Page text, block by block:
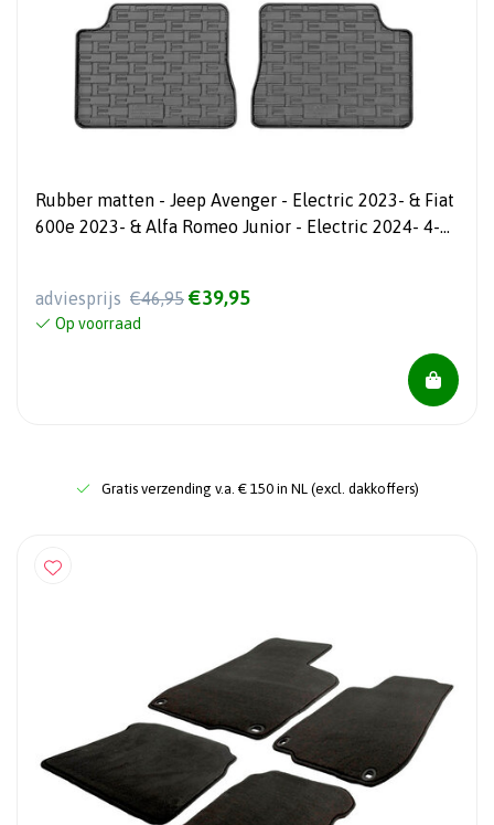
Rubber matten - Jeep Avenger - Electric 2023- & Fiat
600e 2023- & Alfa Romeo Junior - Electric 2024- 4-
adviesprijs €46,95 €39,95
Op voorraad
Gratis verzending v.a. € 150 in NL (excl. dakkoffers)